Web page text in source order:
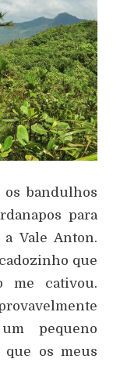
os bandulhos
para
Vale Anton.
que
me cativou.
pequeno
que os meus